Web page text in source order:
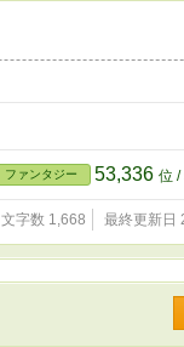
ファンタジー 53,336 位
文字数 1,668 最終更新日